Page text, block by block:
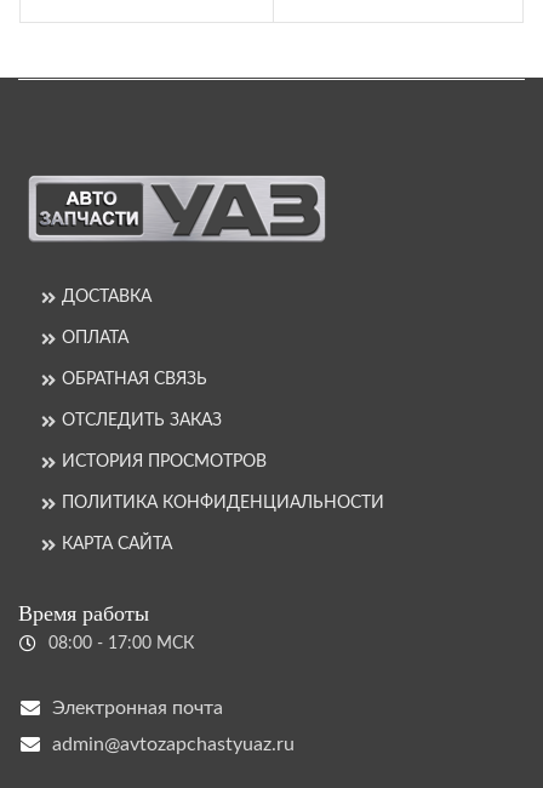
ДОСТАВКА
ОПЛАТА
ОБРАТНАЯ СВЯЗЬ
ОТСЛЕДИТЬ ЗАКАЗ
ИСТОРИЯ ПРОСМОТРОВ
ПОЛИТИКА КОНФИДЕНЦИАЛЬНОСТИ
КАРТА САЙТА
Время работы
08:00 - 17:00 МСК
Электронная почта
admin@avtozapchastyuaz.ru